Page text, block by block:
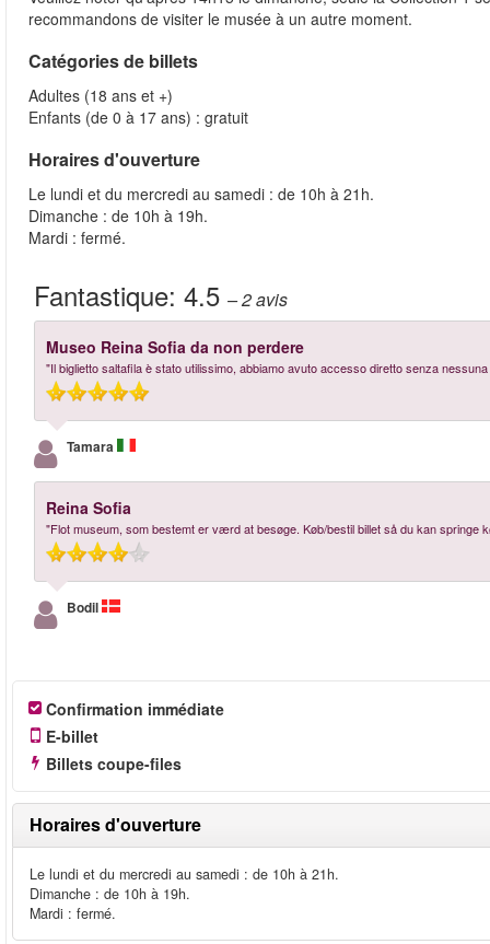
recommandons de visiter le musée à un autre moment.
Catégories de billets
Adultes (18 ans et +)
Enfants (de 0 à 17 ans) : gratuit
Horaires d'ouverture
Le lundi et du mercredi au samedi : de 10h à 21h.
Dimanche : de 10h à 19h.
Mardi : fermé.
Fantastique: 4.5 – 2avis
Museo Reina Sofia da non perdere
"Il biglietto saltafila è stato utilissimo, abbiamo avuto accesso diretto senza
Tamara
Reina Sofia
"Flot museum, som bestemt er værd at besøge. Køb/bestil billet så du kan springe
Bodil
Confirmation immédiate
E-billet
Billets coupe-files
Horaires d'ouverture
Le lundi et du mercredi au samedi : de 10h à 21h.
Dimanche : de 10h à 19h.
Mardi : fermé.